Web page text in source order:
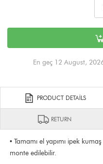
En geç 12 August,
PRODUCT DETAILS
RETURN
• Tamamı el yapımı ipek
monte edilebilir.